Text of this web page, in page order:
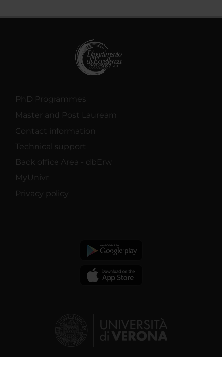
PhD Programmes
Master and Post Lauream
Contact information
Technical support
Back office Area - dbErw
MyUnivr
Privacy policy